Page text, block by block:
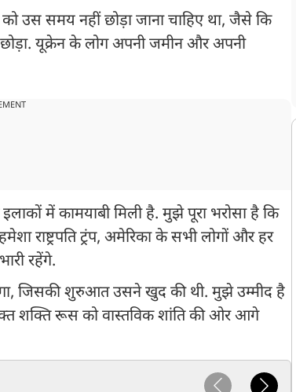
उस समय नहीं छोड़ा जाना चाहिए था, जैसे कि
यूक्रेन के लोग अपनी जमीन और अपनी
में कामयाबी मिली है. मुझे पूरा भरोसा है कि
राष्ट्रपति ट्रंप, अमेरिका के सभी लोगों और हर
रहेंगे.
जिसकी शुरुआत उसने खुद की थी. मुझे उम्मीद है
शक्ति रूस को वास्तविक शांति की ओर आगे